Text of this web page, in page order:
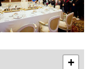
+